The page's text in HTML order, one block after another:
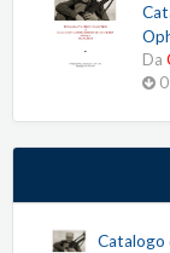
Da
0
Catalogo